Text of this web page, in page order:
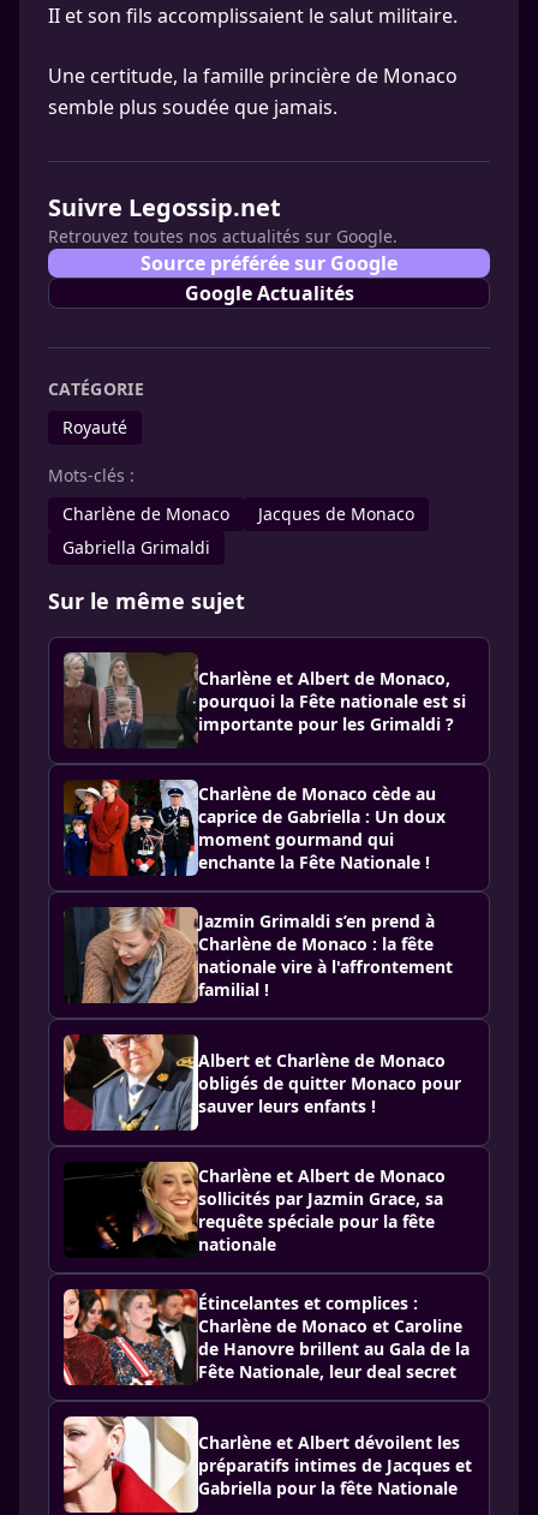
II et son fils accomplissaient le salut militaire.
Une certitude, la famille princière de Monaco
semble plus soudée que jamais.
Suivre Legossip.net
Retrouvez toutes nos actualités sur Google.
Source préférée sur Google
Google Actualités
CATÉGORIE
Royauté
Mots-clés :
Charlène de Monaco
Jacques de Monaco
Gabriella Grimaldi
Sur le même sujet
Charlène et Albert de Monaco,
pourquoi la Fête nationale est si
importante pour les Grimaldi ?
Charlène de Monaco cède au
caprice de Gabriella : Un doux
moment gourmand qui
enchante la Fête Nationale !
Jazmin Grimaldi s’en prend à
Charlène de Monaco : la fête
nationale vire à l'affrontement
familial !
Albert et Charlène de Monaco
obligés de quitter Monaco pour
sauver leurs enfants !
Charlène et Albert de Monaco
sollicités par Jazmin Grace, sa
requête spéciale pour la fête
nationale
Étincelantes et complices :
Charlène de Monaco et Caroline
de Hanovre brillent au Gala de la
Fête Nationale, leur deal secret
Charlène et Albert dévoilent les
préparatifs intimes de Jacques et
Gabriella pour la fête Nationale